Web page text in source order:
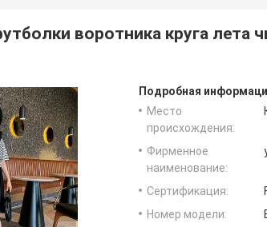
воротника круга лета
Подробная
Место
происхождения:
Фирменное
наименование:
Сертификация:
Номер модели: